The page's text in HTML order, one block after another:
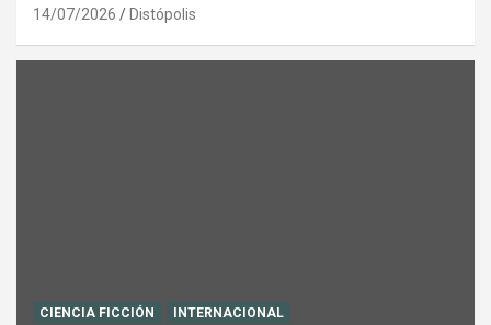
14/07/2026 Distópolis
CIENCIA FICCIÓN INTERNACIONAL